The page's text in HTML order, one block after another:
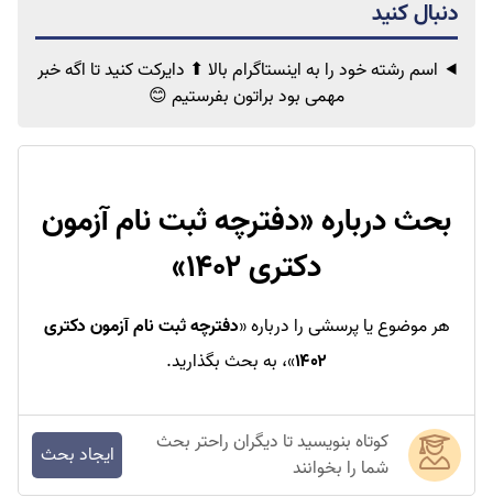
اسم رشته خود را به اینستاگرام بالا ⬆ دایرکت کنید تا اگه خبر
مهمیبود براتون بفرستیم 😊
بحث درباره «دفترچه ثبت نام آزمون
دکتری ۱۴۰۲
»
هر موضوع یا پرسشی را درباره «دفترچه ثبت نام آزمون دکتری
۱۴۰۲»، به بحث بگذارید.
کوتاه بنویسید تا دیگران راحتر بحث
شما را بخوانند
ایجاد بحث